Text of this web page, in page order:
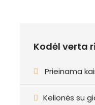
Kodėl verta
Prieinama
Kelionės su